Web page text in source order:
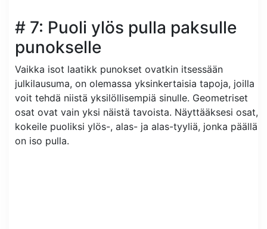
# 7: Puoli ylös pulla paksulle
punokselle
Vaikka isot laatikk punokset ovatkin itsessään
julkilausuma, on olemassa yksinkertaisia ​​tapoja, joilla
voit tehdä niistä yksilöllisempiä sinulle. Geometriset
osat ovat vain yksi näistä tavoista. Näyttääksesi osat,
kokeile puoliksi ylös-, alas- ja alas-tyyliä, jonka päällä
on iso pulla.